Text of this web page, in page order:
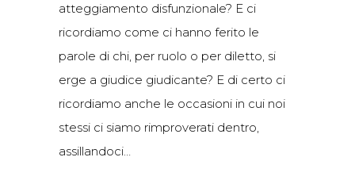
atteggiamento disfunzionale? E ci
ricordiamo come ci hanno ferito le
parole di chi, per ruolo o per diletto, si
erge a giudice giudicante? E di certo ci
ricordiamo anche le occasioni in cui noi
stessi ci siamo rimproverati dentro,
assillandoci…